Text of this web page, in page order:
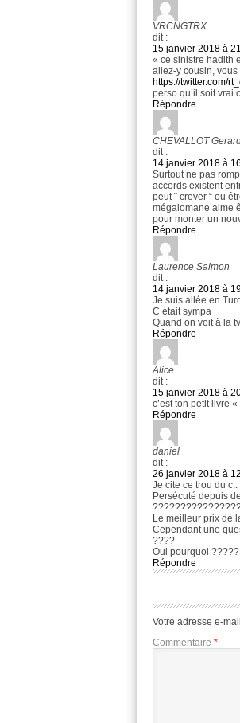
VRCNGTRX
dit :
15 janvier 2018 à
« ce sinistre hadith
allez-y cousin,
https://twitter.com/
perso qu’il soit vrai
Répondre
CHEVALLOT
dit :
14 janvier 2018 à
Surtout ne pas
accords existent
peut ¨ crever “ ou
mégalomane aime
pour monter un
Répondre
Laurence Salmon
dit :
14 janvier 2018 à
Je suis allée en
C était sympa
Quand on voit à la
Répondre
Alice
dit :
15 janvier 2018 à
c’est ton petit livre
Répondre
daniel
dit :
26 janvier 2018 à
Je cite ce trou du c..
Persécuté depuis
Le meilleur prix de
Cependant une
????
Oui pourquoi ?????
Répondre
Votre adresse e-
Commentaire *